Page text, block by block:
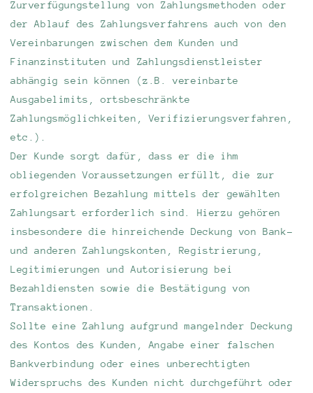
Zurverfügungstellung von Zahlungsmethoden oder
der Ablauf des Zahlungsverfahrens auch von den
Vereinbarungen zwischen dem Kunden und
Finanzinstituten und Zahlungsdienstleister
abhängig sein können (z.B. vereinbarte
Ausgabelimits, ortsbeschränkte
Zahlungsmöglichkeiten, Verifizierungsverfahren,
etc.).
Der Kunde sorgt dafür, dass er die ihm
obliegenden Voraussetzungen erfüllt, die zur
erfolgreichen Bezahlung mittels der gewählten
Zahlungsart erforderlich sind. Hierzu gehören
insbesondere die hinreichende Deckung von Bank-
und anderen Zahlungskonten, Registrierung,
Legitimierungen und Autorisierung bei
Bezahldiensten sowie die Bestätigung von
Transaktionen.
Sollte eine Zahlung aufgrund mangelnder Deckung
des Kontos des Kunden, Angabe einer falschen
Bankverbindung oder eines unberechtigten
Widerspruchs des Kunden nicht durchgeführt oder